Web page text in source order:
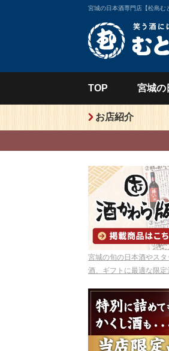
宮城の日本酒専門店【松島む
TOP 宮城の
お店紹介
宮城の旬の日本酒やス
酒、ギフトに最適な限定